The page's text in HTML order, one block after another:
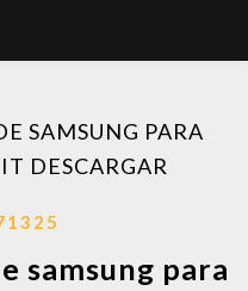
SAMSUNG PARA
DESCARGAR
samsung para